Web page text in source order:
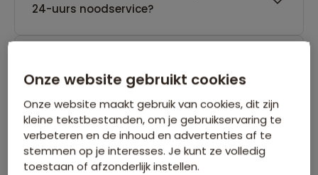
24-uurs noodservice?
annuleren die nog geen gegarandeerd
Onze website gebruikt cookies
Onze website maakt gebruik van cookies, dit zijn
kleine tekstbestanden, om je gebruikservaring te
verbeteren en de inhoud en advertenties af te
stemmen op je interesses. Je kunt ze volledig
toestaan of afzonderlijk instellen.